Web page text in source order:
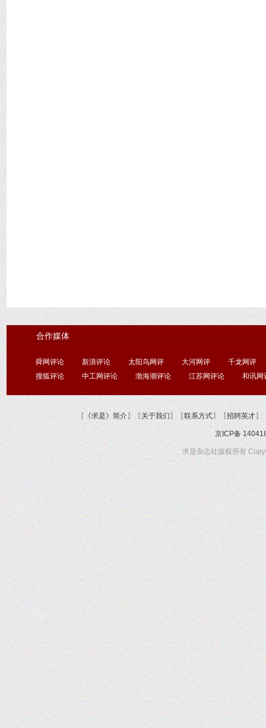
合作媒体
舜网评论 新浪评论 太阳鸟网评 大河网评
千龙网评
搜狐评论
中工网评论 渤海潮评论 江苏网评论 和讯网
【《求是》简介】【关于我们】【联系方式】【招聘英才】
京ICP备
求是杂志社版权所有